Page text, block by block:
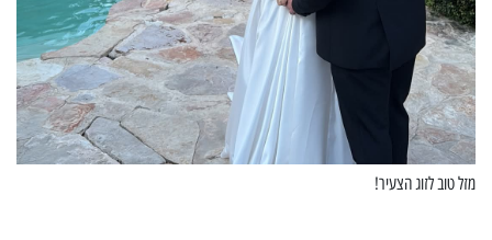
מזל טוב לזוג הצעיר!